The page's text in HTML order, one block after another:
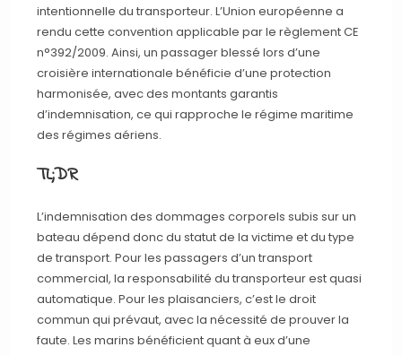
intentionnelle du transporteur. L’Union européenne a
rendu cette convention applicable par le règlement CE
n°392/2009. Ainsi, un passager blessé lors d’une
croisière internationale bénéficie d’une protection
harmonisée, avec des montants garantis
d’indemnisation, ce qui rapproche le régime maritime
des régimes aériens.
TL;DR
L’indemnisation des dommages corporels subis sur un
bateau dépend donc du statut de la victime et du type
de transport. Pour les passagers d’un transport
commercial, la responsabilité du transporteur est quasi
automatique. Pour les plaisanciers, c’est le droit
commun qui prévaut, avec la nécessité de prouver la
faute. Les marins bénéficient quant à eux d’une